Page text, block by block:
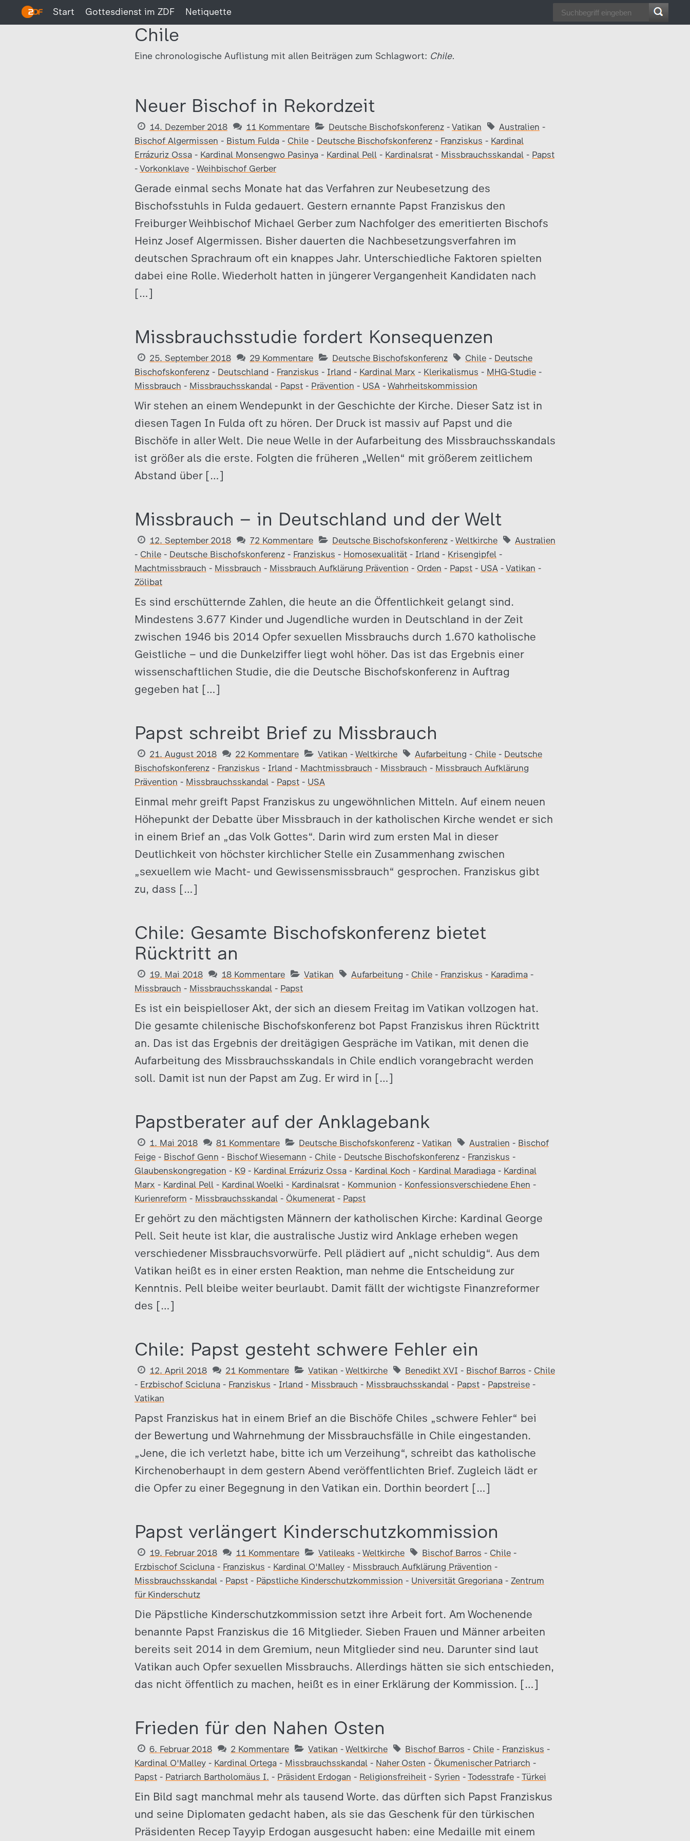
Start Gottesdienst im ZDF Netiquette
Chile
Eine chronologische Auflistung mit allen Beiträgen zum Schlagwort: Chile.
Neuer Bischof in Rekordzeit
14. Dezember 2018 11 Kommentare Deutsche Bischofskonferenz - Vatikan Australien -
Bischof Algermissen - Bistum Fulda - Chile - Deutsche Bischofskonferenz - Franziskus - Kardinal
Errázuriz Ossa - Kardinal Monsengwo Pasinya - Kardinal Pell - Kardinalsrat - Missbrauchsskandal - Papst
- Vorkonklave - Weihbischof Gerber
Gerade einmal sechs Monate hat das Verfahren zur Neubesetzung des
Bischofsstuhls in Fulda gedauert. Gestern ernannte Papst Franziskus den
Freiburger Weihbischof Michael Gerber zum Nachfolger des emeritierten Bischofs
Heinz Josef Algermissen. Bisher dauerten die Nachbesetzungsverfahren im
deutschen Sprachraum oft ein knappes Jahr. Unterschiedliche Faktoren spielten
dabei eine Rolle. Wiederholt hatten in jüngerer Vergangenheit Kandidaten nach
[…]
Missbrauchsstudie fordert Konsequenzen
25. September 2018 29 Kommentare Deutsche Bischofskonferenz Chile - Deutsche
Bischofskonferenz - Deutschland - Franziskus - Irland - Kardinal Marx - Klerikalismus - MHG-Studie -
Missbrauch - Missbrauchsskandal - Papst - Prävention - USA - Wahrheitskommission
Wir stehen an einem Wendepunkt in der Geschichte der Kirche. Dieser Satz ist in
diesen Tagen In Fulda oft zu hören. Der Druck ist massiv auf Papst und die
Bischöfe in aller Welt. Die neue Welle in der Aufarbeitung des Missbrauchsskandals
ist größer als die erste. Folgten die früheren „Wellen“ mit größerem zeitlichem
Abstand über […]
Missbrauch – in Deutschland und der Welt
12. September 2018 72 Kommentare Deutsche Bischofskonferenz - Weltkirche
Australien
- Chile - Deutsche Bischofskonferenz - Franziskus - Homosexualität - Irland - Krisengipfel -
Machtmissbrauch - Missbrauch - Missbrauch Aufklärung Prävention - Orden - Papst - USA - Vatikan -
Zölibat
Es sind erschütternde Zahlen, die heute an die Öffentlichkeit gelangt sind.
Mindestens 3.677 Kinder und Jugendliche wurden in Deutschland in der Zeit
zwischen 1946 bis 2014 Opfer sexuellen Missbrauchs durch 1.670 katholische
Geistliche – und die Dunkelziffer liegt wohl höher. Das ist das Ergebnis einer
wissenschaftlichen Studie, die die Deutsche Bischofskonferenz in Auftrag
gegeben hat […]
Papst schreibt Brief zu Missbrauch
21. August 2018 22 Kommentare Vatikan - Weltkirche Aufarbeitung - Chile - Deutsche
Bischofskonferenz - Franziskus - Irland - Machtmissbrauch - Missbrauch - Missbrauch Aufklärung
Prävention - Missbrauchsskandal - Papst - USA
Einmal mehr greift Papst Franziskus zu ungewöhnlichen Mitteln. Auf einem neuen
Höhepunkt der Debatte über Missbrauch in der katholischen Kirche wendet er sich
in einem Brief an „das Volk Gottes“. Darin wird zum ersten Mal in dieser
Deutlichkeit von höchster kirchlicher Stelle ein Zusammenhang zwischen
„sexuellem wie Macht- und Gewissensmissbrauch“ gesprochen. Franziskus gibt
zu, dass […]
Chile: Gesamte Bischofskonferenz bietet
Rücktritt an
19. Mai 2018 18 Kommentare Vatikan Aufarbeitung - Chile - Franziskus - Karadima -
Missbrauch - Missbrauchsskandal - Papst
Es ist ein beispielloser Akt, der sich an diesem Freitag im Vatikan vollzogen hat.
Die gesamte chilenische Bischofskonferenz bot Papst Franziskus ihren Rücktritt
an. Das ist das Ergebnis der dreitägigen Gespräche im Vatikan, mit denen die
Aufarbeitung des Missbrauchsskandals in Chile endlich vorangebracht werden
soll. Damit ist nun der Papst am Zug. Er wird in […]
Papstberater auf der Anklagebank
1. Mai 2018 81 Kommentare Deutsche Bischofskonferenz - Vatikan Australien - Bischof
Feige - Bischof Genn - Bischof Wiesemann - Chile - Deutsche Bischofskonferenz - Franziskus -
Glaubenskongregation - K9 - Kardinal Errázuriz Ossa - Kardinal Koch - Kardinal Maradiaga - Kardinal
Marx - Kardinal Pell - Kardinal Woelki - Kardinalsrat - Kommunion - Konfessionsverschiedene Ehen -
Kurienreform - Missbrauchsskandal - Ökumenerat - Papst
Er gehört zu den mächtigsten Männern der katholischen Kirche: Kardinal George
Pell. Seit heute ist klar, die australische Justiz wird Anklage erheben wegen
verschiedener Missbrauchsvorwürfe. Pell plädiert auf „nicht schuldig“. Aus dem
Vatikan heißt es in einer ersten Reaktion, man nehme die Entscheidung zur
Kenntnis. Pell bleibe weiter beurlaubt. Damit fällt der wichtigste Finanzreformer
des […]
Chile: Papst gesteht schwere Fehler ein
12. April 2018 21 Kommentare Vatikan - Weltkirche Benedikt XVI - Bischof Barros - Chile
- Erzbischof Scicluna - Franziskus - Irland - Missbrauch - Missbrauchsskandal - Papst - Papstreise -
Vatikan
Papst Franziskus hat in einem Brief an die Bischöfe Chiles „schwere Fehler“ bei
der Bewertung und Wahrnehmung der Missbrauchsfälle in Chile eingestanden.
„Jene, die ich verletzt habe, bitte ich um Verzeihung“, schreibt das katholische
Kirchenoberhaupt in dem gestern Abend veröffentlichten Brief. Zugleich lädt er
die Opfer zu einer Begegnung in den Vatikan ein. Dorthin beordert […]
Papst verlängert Kinderschutzkommission
19. Februar 2018 11 Kommentare Vatileaks - Weltkirche Bischof Barros - Chile -
Erzbischof Scicluna - Franziskus - Kardinal O'Malley - Missbrauch Aufklärung Prävention -
Missbrauchsskandal - Papst - Päpstliche Kinderschutzkommission - Universität Gregoriana - Zentrum
für Kinderschutz
Die Päpstliche Kinderschutzkommission setzt ihre Arbeit fort. Am Wochenende
benannte Papst Franziskus die 16 Mitglieder. Sieben Frauen und Männer arbeiten
bereits seit 2014 in dem Gremium, neun Mitglieder sind neu. Darunter sind laut
Vatikan auch Opfer sexuellen Missbrauchs. Allerdings hätten sie sich entschieden,
das nicht öffentlich zu machen, heißt es in einer Erklärung der Kommission. […]
Frieden für den Nahen Osten
6. Februar 2018 2 Kommentare Vatikan - Weltkirche Bischof Barros - Chile - Franziskus -
Kardinal O'Malley - Kardinal Ortega - Missbrauchsskandal - Naher Osten - Ökumenischer Patriarch -
Papst - Patriarch Bartholomäus I. - Präsident Erdogan - Religionsfreiheit - Syrien - Todesstrafe - Türkei
Ein Bild sagt manchmal mehr als tausend Worte. das dürften sich Papst Franziskus
und seine Diplomaten gedacht haben, als sie das Geschenk für den türkischen
Präsidenten Recep Tayyip Erdogan ausgesucht haben: eine Medaille mit einem